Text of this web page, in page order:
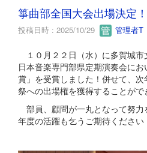
箏曲部全国大会出場決定！
投稿日時 : 2025/10/29 管理者T
１０月２２日（水）に多賀城市
日本音楽専門部県定期演奏会に
賞」を受賞しました！併せて、
祭への出場権を獲得することがで
部員、顧問が一丸となって努力
年度の活躍も乞うご期待ください